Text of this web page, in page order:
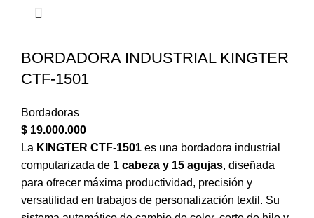
BORDADORA INDUSTRIAL KINGTER
CTF-1501
Bordadoras
$ 19.000.000
La KINGTER CTF-1501 es una bordadora industrial
computarizada de 1 cabeza y 15 agujas, diseñada
para ofrecer máxima productividad, precisión y
versatilidad en trabajos de personalización textil. Su